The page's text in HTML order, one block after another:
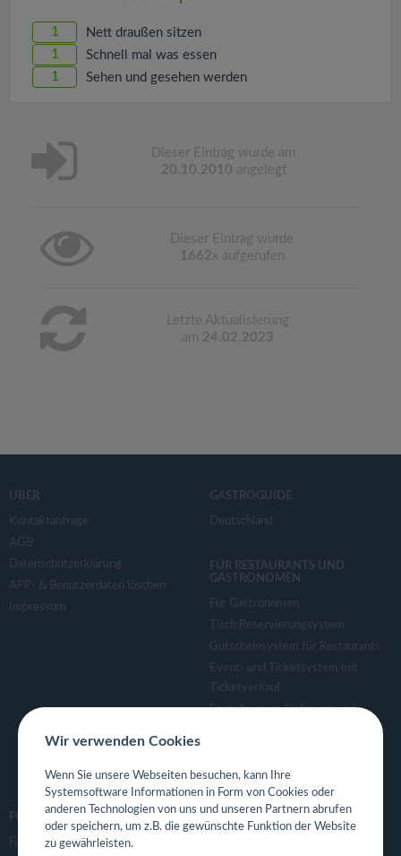
1 Nett draußen sitzen
1 Schnell mal was essen
1 Sehen und gesehen werden
Dieser Eintrag wurde am
20.10.2010 angelegt
Dieser Eintrag wurde
1662x aufgerufen
Letzte Aktualisierung
am 24.02.2023
ÜBER
Kontaktanfrage
AGB
Datenschutzerklärung
APP- & Benutzerdaten löschen
Impressum
GASTROGUIDE
Deutschland
FÜR RESTAURANTS UND
GASTRONOMEN
Für Gastronomen
Tisch Reservierungsystem
Gutscheinsystem für Restaurants
Event- und Ticketsystem mit
Ticketverkauf
Bestellsystem Lieferung und
Eigene App für Restaurant
FOLGE UNS
Facebook
Wir verwenden Cookies
Wenn Sie unsere Webseiten besuchen, kann Ihre
Systemsoftware Informationen in Form von Cookies oder
anderen Technologien von uns und unseren Partnern abrufen
oder speichern, um z.B. die gewünschte Funktion der Website
zu gewährleisten.